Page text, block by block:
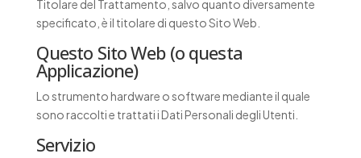
Titolare del Trattamento, salvo quanto diversamente
specificato, è il titolare di questo Sito Web.
Questo Sito Web (o questa
Applicazione)
Lo strumento hardware o software mediante il quale
sono raccolti e trattati i Dati Personali degli Utenti.
Servizio